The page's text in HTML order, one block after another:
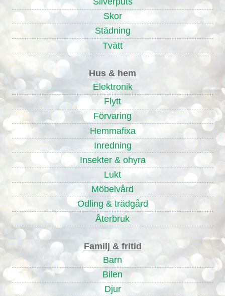
Skor
Städning
Tvätt
Hus & hem
Elektronik
Flytt
Förvaring
Hemmafixa
Inredning
Insekter & ohyra
Lukt
Möbelvård
Odling & trädgård
Återbruk
Familj & fritid
Barn
Bilen
Djur